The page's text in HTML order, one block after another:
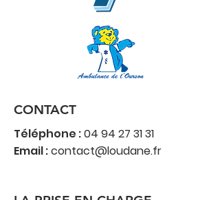
CONTACT
Téléphone :04 94 27 31 31
Email :contact@loudane.fr